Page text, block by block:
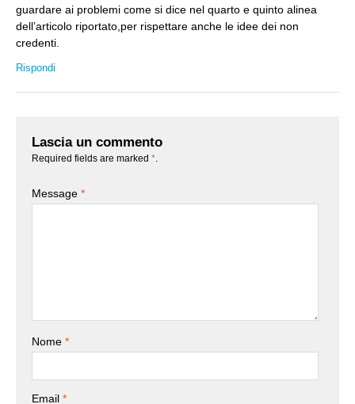
guardare ai problemi come si dice nel quarto e quinto alinea
dell’articolo riportato,per rispettare anche le idee dei non
credenti.
Rispondi
Lascia un commento
Required fields are marked *
Message *
Nome *
Email *